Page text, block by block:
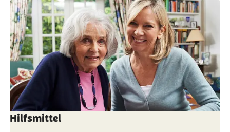
Hilfsmittel